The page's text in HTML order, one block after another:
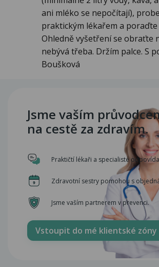
ani mléko se nepočítají),
praktickým lékařem a poraďte
Ohledně vyšetření se obraťte
nebývá třeba. Držím palce. S
Boušková
Jsme vaším
na cestě za zdravím.
Praktičtí lékaři a specialisté
Zdravotní sestry pomohou s
Jsme vaším partnerem v prevenci.
Vstoupit do mé klientské zóny